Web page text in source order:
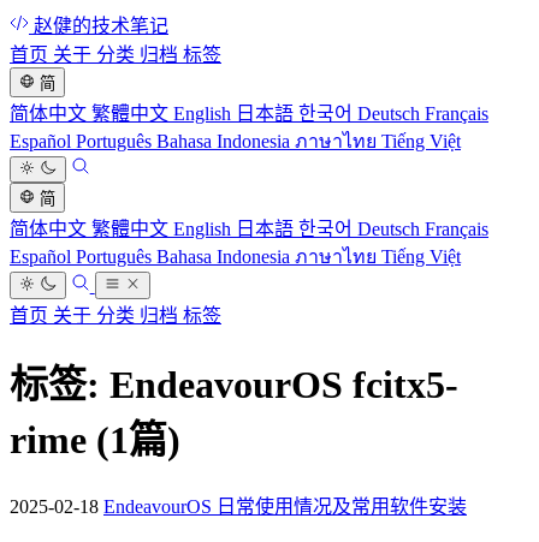
赵健的技术笔记
首页 关于 分类 归档 标签
简
简体中文 繁體中文 English 日本語 한국어 Deutsch Français
Español Português Bahasa Indonesia ภาษาไทย Tiếng Việt
简
简体中文 繁體中文 English 日本語 한국어 Deutsch Français
Español Português Bahasa Indonesia ภาษาไทย Tiếng Việt
首页 关于 分类 归档 标签
标签: EndeavourOS fcitx5-
rime (1篇)
2025-02-18 EndeavourOS 日常使用情况及常用软件安装